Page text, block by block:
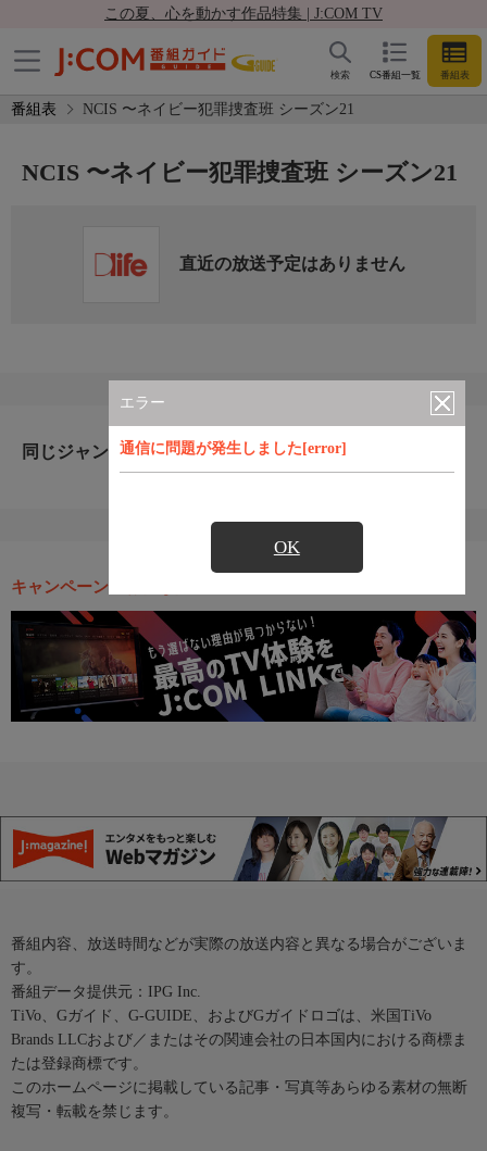
この夏、心を動かす作品特集 | J:COM TV
CS番組一覧 番組表
検索
番組表 NCIS 〜ネイビー犯罪捜査班 シーズン21
エラー
通信に問題が発生しました[error]
OK
NCIS 〜ネイビー犯罪捜査班 シーズン21
直近の放送予定はありません
同じジャンルのおすすめ番組
キャンペーン・お得な情報
番組内容、放送時間などが実際の放送内容と異なる場合がございま
す。
番組データ提供元：IPG Inc.
TiVo、Gガイド、G-GUIDE、およびGガイドロゴは、米国TiVo
Brands LLCおよび／またはその関連会社の日本国内における商標ま
たは登録商標です。
このホームページに掲載している記事・写真等あらゆる素材の無断
複写・転載を禁じます。